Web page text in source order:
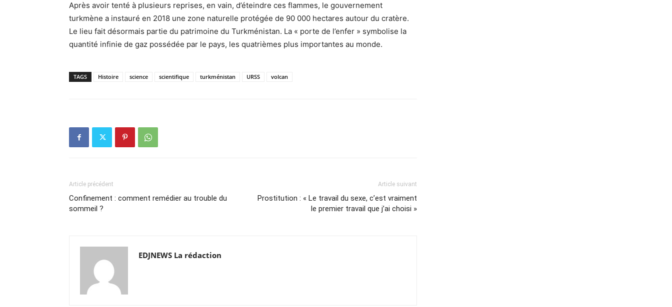
Après avoir tenté à plusieurs reprises, en vain, d’éteindre ces flammes, le gouvernement
turkmène a instauré en 2018 une zone naturelle protégée de 90 000 hectares autour du cratère.
Le lieu fait désormais partie du patrimoine du Turkménistan. La « porte de l’enfer » symbolise la
quantité infinie de gaz possédée par le pays, les quatrièmes plus importantes au monde.
TAGS Histoire science scientifique turkménistan URSS volcan
Article précédent
Confinement : comment remédier au trouble du
sommeil ?
Article suivant
Prostitution : « Le travail du sexe, c’est vraiment
le premier travail que j’ai choisi »
EDJNEWS La rédaction